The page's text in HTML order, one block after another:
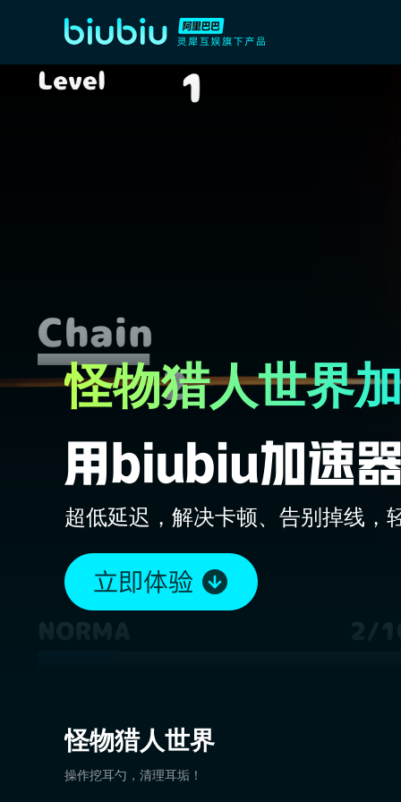
怪物猎人世界
超低延迟，解决卡顿、告别掉线，
怪物猎人世界
操作挖耳勺，清理耳垢！